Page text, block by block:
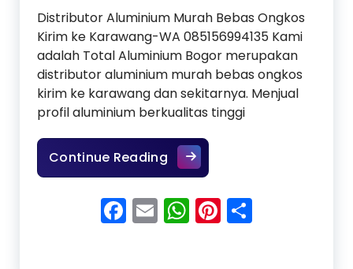
Distributor Aluminium Murah Bebas Ongkos
Kirim ke Karawang-WA 085156994135 Kami
adalah Total Aluminium Bogor merupakan
distributor aluminium murah bebas ongkos
kirim ke karawang dan sekitarnya. Menjual
profil aluminium berkualitas tinggi
Continue ReadingDistributor Aluminium
Facebook
EmailWhatsApp
Pinterest